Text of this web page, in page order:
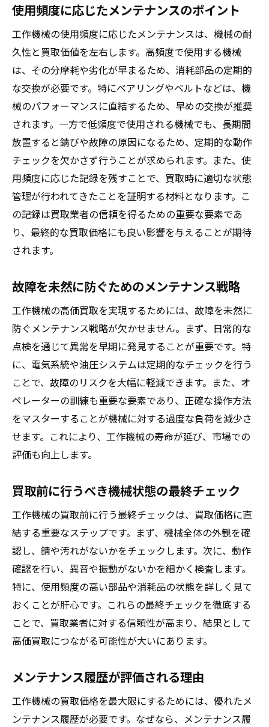
使用頻度に応じたメンテナンスのポイント
工作機械の使用頻度に応じたメンテナンスは、機械の耐
久性と買取価値を左右します。高頻度で使用する機械
は、その分摩耗や劣化が早まるため、消耗部品の定期的
な交換が必要です。特にベアリングやベルトなどは、機
械のパフォーマンスに直結するため、早めの交換が推奨
されます。一方で低頻度で使用される機械でも、長期間
放置すると錆びや故障の原因になるため、定期的な動作
チェックを欠かさず行うことが求められます。また、使
用頻度に応じた記録を残すことで、買取時に適切な状態
管理が行われてきたことを証明する材料となります。こ
の記録は買取業者の信頼を得るための重要な要素であ
り、最終的な買取価格にも良い影響を与えることが期待
されます。
故障を未然に防ぐためのメンテナンス戦略
工作機械の高価買取を実現するためには、故障を未然に
防ぐメンテナンス戦略が欠かせません。まず、日常的な
点検を通じて異常を早期に発見することが重要です。特
に、電気系統や油圧システムは定期的なチェックを行う
ことで、故障のリスクを大幅に軽減できます。また、オ
ペレーターの訓練も重要な要素であり、正確な操作方法
をマスターすることが機械に対する過度な負荷を減少さ
せます。これにより、工作機械の寿命が延び、市場での
評価も向上します。
買取前に行うべき機械状態の最終チェック
工作機械の買取前に行う最終チェックは、買取価格に直
結する重要なステップです。まず、機械全体の外観を確
認し、錆や汚れがないかをチェックします。次に、動作
確認を行い、異音や振動がないかを細かく検査します。
特に、使用頻度の高い部品や消耗品の状態を詳しく見て
おくことが肝心です。これらの最終チェックを徹底する
ことで、買取業者に対する信頼性が高まり、結果として
高価買取につながる可能性が大いにあります。
メンテナンス履歴が評価される理由
工作機械の買取価格を最大限にするためには、優れたメ
ンテナンス履歴が必要です。なぜなら、メンテナンス履